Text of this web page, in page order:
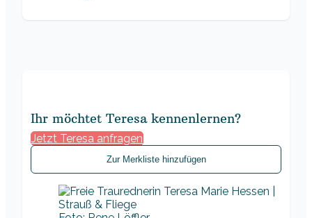
Ihr möchtet Teresa kennenlernen?
Jetzt Teresa anfragen
Zur Merkliste hinzufügen